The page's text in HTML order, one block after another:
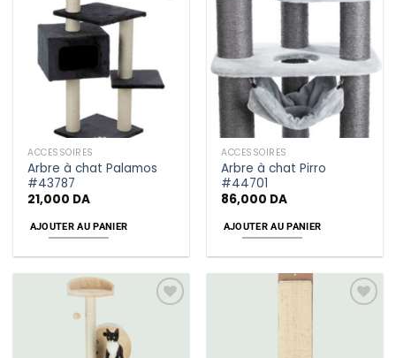
ACCESSOIRES
Arbre à chat Palamos
#43787
21,000 DA
AJOUTER AU PANIER
Add
to
wishlist
ACCESSOIRES
Arbre à chat Pirro
#44701
86,000 DA
AJOUTER AU PANIER